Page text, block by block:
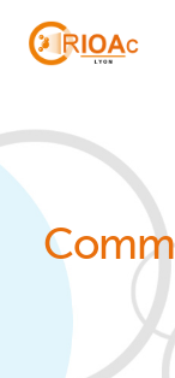
Cookies